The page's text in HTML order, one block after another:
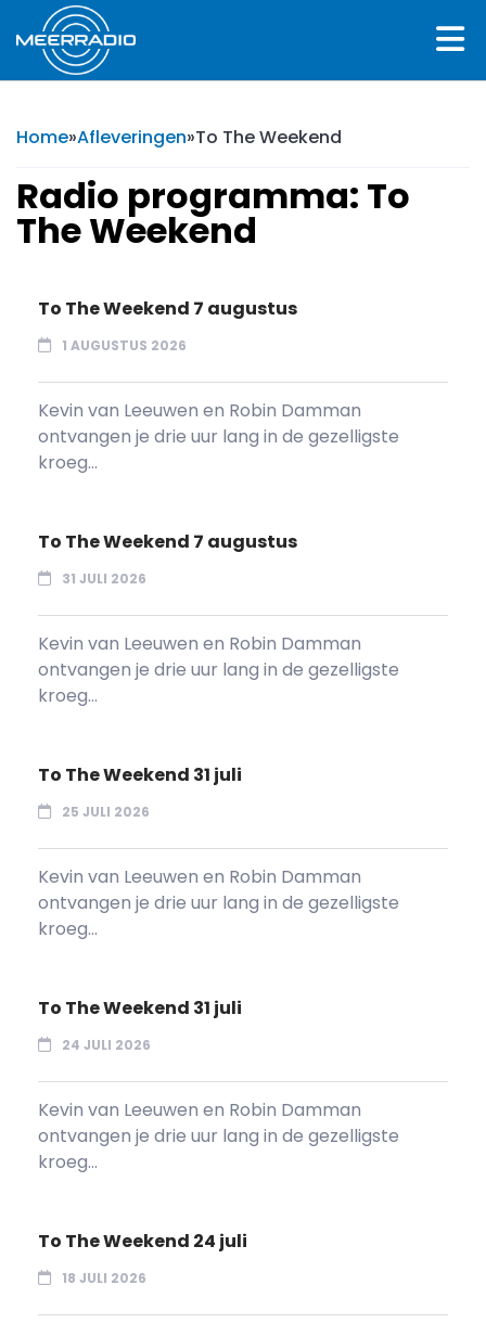
Home»Afleveringen»To The Weekend
Radio programma: To
The Weekend
To The Weekend 7 augustus
1 AUGUSTUS 2026
Kevin van Leeuwen en Robin Damman
ontvangen je drie uur lang in de gezelligste
kroeg...
To The Weekend 7 augustus
31 JULI 2026
Kevin van Leeuwen en Robin Damman
ontvangen je drie uur lang in de gezelligste
kroeg...
To The Weekend 31 juli
25 JULI 2026
Kevin van Leeuwen en Robin Damman
ontvangen je drie uur lang in de gezelligste
kroeg...
To The Weekend 31 juli
24 JULI 2026
Kevin van Leeuwen en Robin Damman
ontvangen je drie uur lang in de gezelligste
kroeg...
To The Weekend 24 juli
18 JULI 2026